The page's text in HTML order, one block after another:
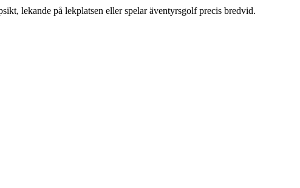
lekande på lekplatsen eller spelar äventyrsgolf precis bredvid.